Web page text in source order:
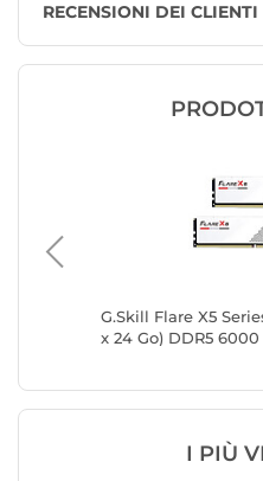
RECENSIONI DEI CLIENTI
G.Skill Flare X5
x 24 Go) DDR5
I PIÙ